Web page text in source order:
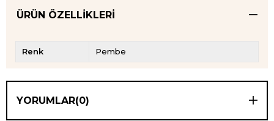
ÜRÜN ÖZELLIKLERI
Renk Pembe
YORUMLAR(0)